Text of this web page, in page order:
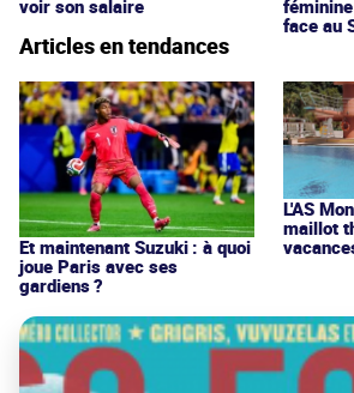
voir son salaire
face au
Articles en tendances
Et maintenant Suzuki : à quoi
joue Paris avec ses
gardiens ?
L'AS
maillot